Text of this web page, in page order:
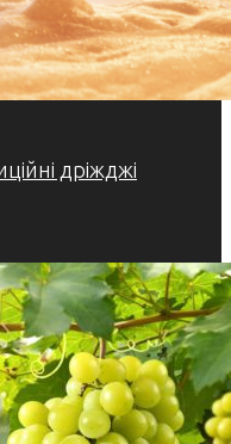
дріжджі